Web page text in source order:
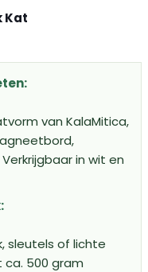
Kat
van KalaMitica,
in wit en
sleutels of lichte
ca. 500 gram